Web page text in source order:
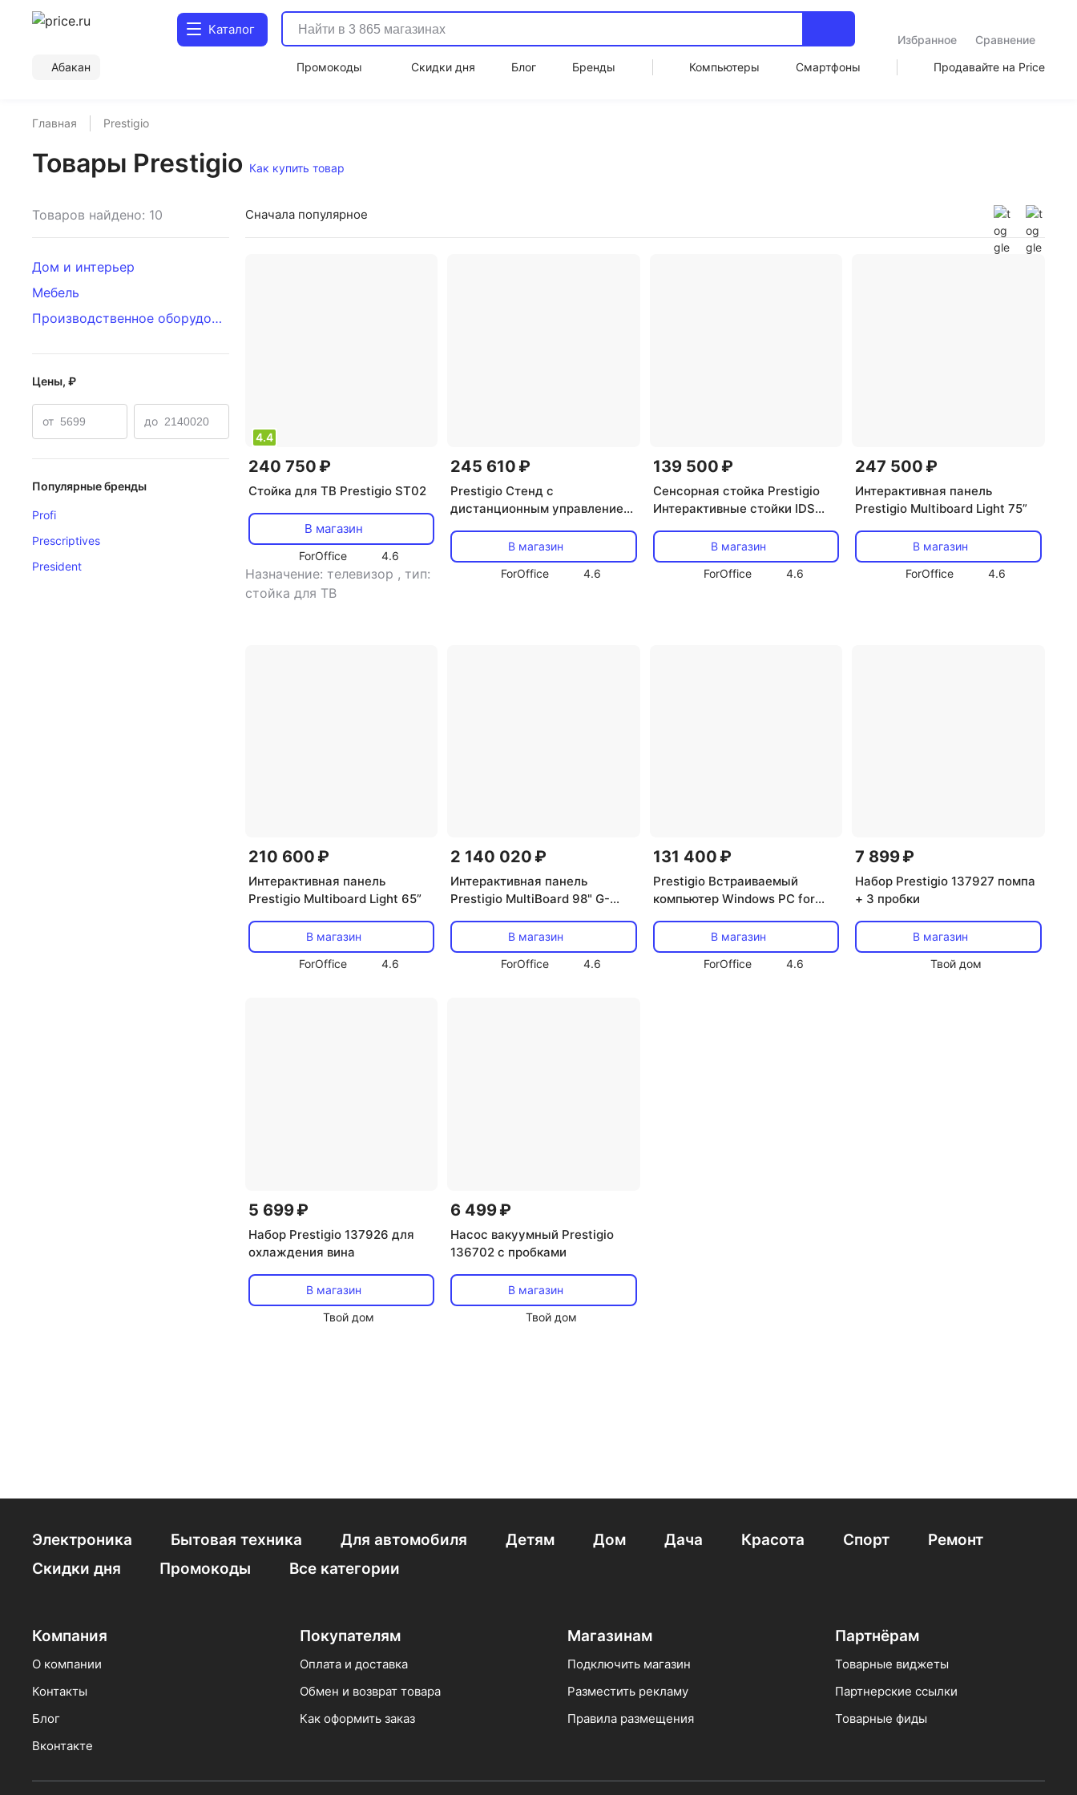
Каталог
Избранное
Сравнение
Абакан
Промокоды Скидки дня Блог Бренды Компьютеры Смартфоны Продавайте на Price
Главная Prestigio
Товары Prestigio Как купить товар
Товаров найдено: 10
Дом и интерьер
Мебель
Производственное оборудование
Цены, ₽
от до
Популярные бренды
Profi
Prescriptives
President
Сначала популярное
4.4
240 750 ₽
Стойка для ТВ Prestigio ST02
В магазин
ForOffice 4.6
Назначение: телевизор , тип:
стойка для ТВ
245 610 ₽
Prestigio Стенд с
дистанционным управлением
В магазин
ForOffice
4.6
139 500 ₽
Сенсорная стойка Prestigio
Интерактивные стойки IDS
В магазин
ForOffice
4.6
247 500 ₽
Интерактивная панель
Prestigio Multiboard Light 75”
В магазин
ForOffice
4.6
210 600 ₽
Интерактивная панель
Prestigio Multiboard Light 65”
В магазин
ForOffice
4.6
2 140 020 ₽
Интерактивная панель
Prestigio MultiBoard 98" G-
В магазин
ForOffice
4.6
131 400 ₽
Prestigio Встраиваемый
компьютер Windows PC for
В магазин
ForOffice
4.6
7 899 ₽
Набор Prestigio 137927 помпа
+ 3 пробки
В магазин
Твой дом
5 699 ₽
Набор Prestigio 137926 для
охлаждения вина
В магазин
Твой дом
6 499 ₽
Насос вакуумный Prestigio
136702 с пробками
В магазин
Твой дом
Электроника Бытовая техника Для автомобиля Детям Дом Дача Красота Спорт
Ремонт
Скидки дня
Промокоды Все категории
Компания
О компании
Контакты
Блог
Вконтакте
Покупателям
Оплата и доставка
Обмен и возврат товара
Как оформить заказ
Магазинам
Подключить магазин
Разместить рекламу
Правила размещения
Партнёрам
Товарные виджеты
Партнерские ссылки
Товарные фиды